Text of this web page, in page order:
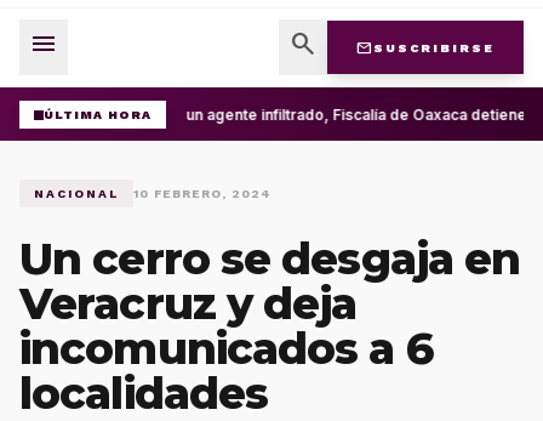
menu search mail SUSCRIBIRSE
ÚLTIMA HORACon un agente infiltrado, Fiscalía de Oaxaca detiene
NACIONAL 10 FEBRERO, 2024
Un cerro se desgaja en
Veracruz y deja
incomunicados a 6
localidades